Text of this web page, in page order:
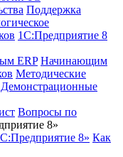
Поддержка
1С:Предприятие 8
ERP Начинающим
Методические
Демонстрационные
Вопросы по
8»
8» Как